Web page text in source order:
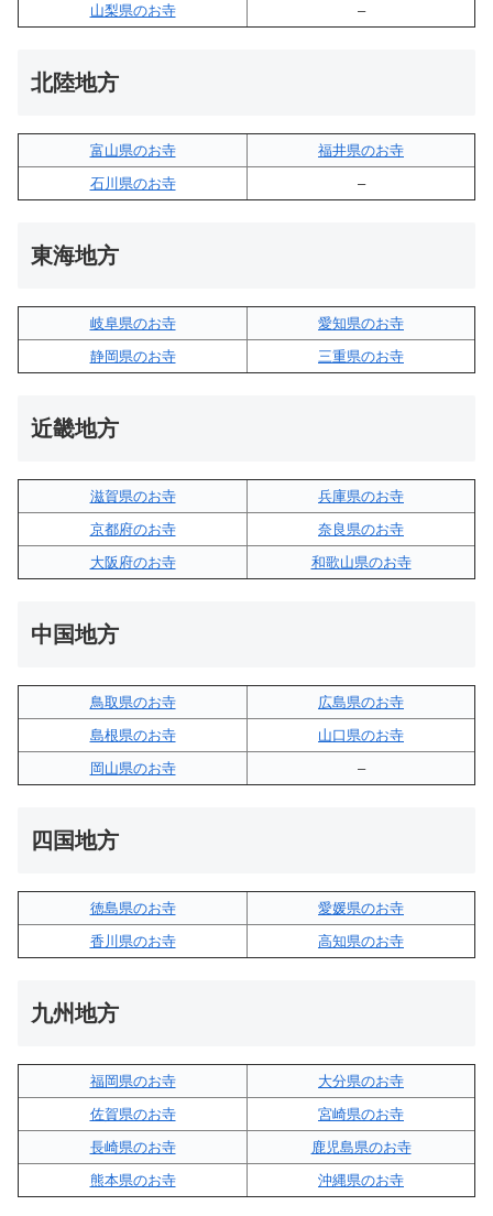
山梨県のお寺
–
北陸地方
富山県のお寺
福井県のお寺
石川県のお寺
–
東海地方
岐阜県のお寺
愛知県のお寺
静岡県のお寺
三重県のお寺
近畿地方
滋賀県のお寺
兵庫県のお寺
京都府のお寺
奈良県のお寺
大阪府のお寺
和歌山県のお寺
中国地方
鳥取県のお寺
広島県のお寺
島根県のお寺
山口県のお寺
岡山県のお寺
–
四国地方
徳島県のお寺
愛媛県のお寺
香川県のお寺
高知県のお寺
九州地方
福岡県のお寺
大分県のお寺
佐賀県のお寺
宮崎県のお寺
長崎県のお寺
鹿児島県のお寺
熊本県のお寺
沖縄県のお寺